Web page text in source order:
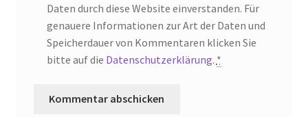
Daten durch diese Website einverstanden. Für
genauere Informationen zur Art der Daten und
Speicherdauer von Kommentaren klicken Sie
bitte auf die Datenschutzerklärung. *